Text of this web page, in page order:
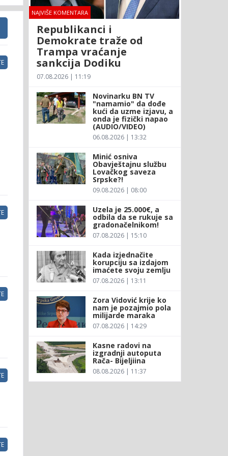
NAJVIŠE KOMENTARA
Republikanci i
Demokrate traže od
Trampa vraćanje
sankcija Dodiku
07.08.2026 | 11:19
Novinarku BN TV
"namamio" da dođe
kući da uzme izjavu, a
onda je fizički napao
(AUDIO/VIDEO)
06.08.2026 | 13:32
Minić osniva
Obavještajnu službu
Lovačkog saveza
Srpske?!
09.08.2026 | 08:00
Uzela je 25.000€, a
odbila da se rukuje sa
gradonačelnikom!
07.08.2026 | 15:10
Kada izjednačite
korupciju sa izdajom
imaćete svoju zemlju
07.08.2026 | 13:11
Zora Vidović krije ko
nam je pozajmio pola
milijarde maraka
07.08.2026 | 14:29
Kasne radovi na
izgradnji autoputa
Rača- Bijeljiina
08.08.2026 | 11:37